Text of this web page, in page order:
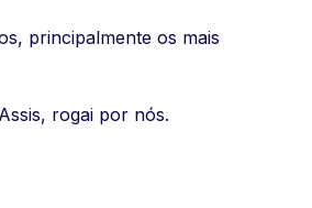
principalmente os mais
rogai por nós.